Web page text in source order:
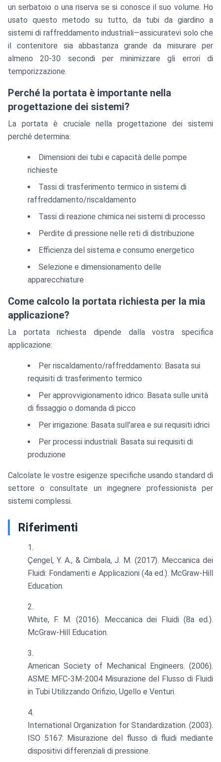
un serbatoio o una riserva se si conosce il suo volume. Ho
usato questo metodo su tutto, da tubi da giardino a
sistemi di raffreddamento industriali—assicuratevi solo che
il contenitore sia abbastanza grande da misurare per
almeno 20-30 secondi per minimizzare gli errori di
temporizzazione.
Perché la portata è importante nella
progettazione dei sistemi?
La portata è cruciale nella progettazione dei sistemi
perché determina:
Dimensioni dei tubi e capacità delle pompe
richieste
Tassi di trasferimento termico in sistemi di
raffreddamento/riscaldamento
Tassi di reazione chimica nei sistemi di processo
Perdite di pressione nelle reti di distribuzione
Efficienza del sistema e consumo energetico
Selezione e dimensionamento delle
apparecchiature
Come calcolo la portata richiesta per la mia
applicazione?
La portata richiesta dipende dalla vostra specifica
applicazione:
Per riscaldamento/raffreddamento: Basata sui
requisiti di trasferimento termico
Per approvvigionamento idrico: Basata sulle unità
di fissaggio o domanda di picco
Per irrigazione: Basata sull'area e sui requisiti idrici
Per processi industriali: Basata sui requisiti di
produzione
Calcolate le vostre esigenze specifiche usando standard di
settore o consultate un ingegnere professionista per
sistemi complessi.
Riferimenti
Çengel, Y. A., & Cimbala, J. M. (2017). Meccanica dei
Fluidi: Fondamenti e Applicazioni (4a ed.). McGraw-Hill
Education.
White, F. M. (2016). Meccanica dei Fluidi (8a ed.).
McGraw-Hill Education.
American Society of Mechanical Engineers. (2006).
ASME MFC-3M-2004 Misurazione del Flusso di Fluidi
in Tubi Utilizzando Orifizio, Ugello e Venturi.
International Organization for Standardization. (2003).
ISO 5167: Misurazione del flusso di fluidi mediante
dispositivi differenziali di pressione.